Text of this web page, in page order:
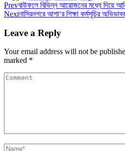
Prevবাউফলে বিভিন্ন আয়োজনের মধ্যে দিয়ে আলিম
Nextনাসিরনগরে আশা‘র শিক্ষা কর্মসূচির
Leave a Reply
Your email address will not be
marked *